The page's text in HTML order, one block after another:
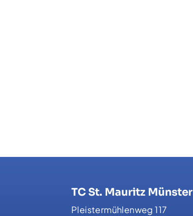
TC St. Mauritz Münster
Pleistermühlenweg 117